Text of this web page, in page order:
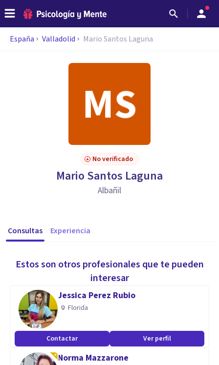
España Valladolid Mario Santos Laguna
No verificado
Mario Santos Laguna
Albañil
Consultas Experiencia
Estos son otros profesionales que te pueden
interesar
Jessica Perez Rubio
Florida
Contactar Ver perfil
Norma Mazzarone